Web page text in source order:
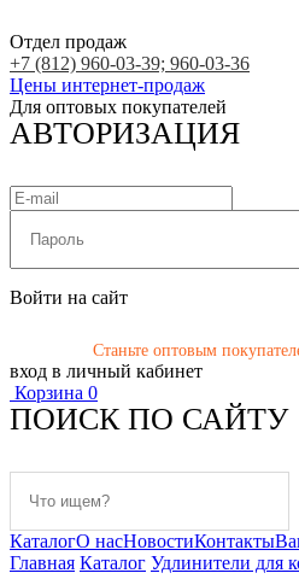
Отдел продаж
+7 (812) 960-03-39; 960-03-36
Цены интернет-продаж
Для оптовых покупателей
АВТОРИЗАЦИЯ
Войти на сайт
Станьте оптовым
вход в личный кабинет
Корзина 0
ПОИСК ПО САЙТУ
КаталогО насНовостиКонтакты
Главная Каталог Удлинители для